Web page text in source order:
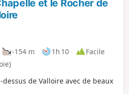
et le Rocher de
-154 m 1h 10
Facile
de Valloire avec de beaux